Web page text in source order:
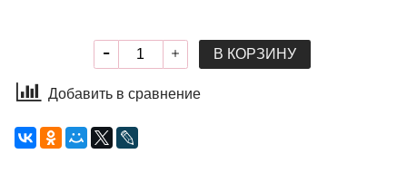
В КОРЗИНУ
Добавить в сравнение